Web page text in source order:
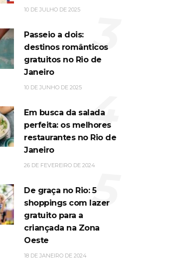
10 DE JULHO DE 2025
Passeio a dois:
destinos românticos
gratuitos no Rio de
Janeiro
10 DE JUNHO DE 2025
3
Em busca da salada
perfeita: os melhores
restaurantes no Rio de
Janeiro
26 DE FEVEREIRO DE 2024
4
De graça no Rio: 5
shoppings com lazer
gratuito para a
criançada na Zona
Oeste
18 DE JANEIRO DE 2024
5